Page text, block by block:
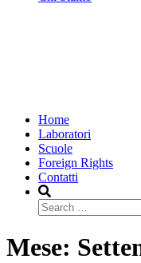
Home
Laboratori
Scuole
Foreign Rights
Contatti
Search
Mese: